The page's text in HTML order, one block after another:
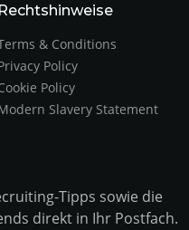
Rechtshinweise
& Conditions
Policy
Policy
Slavery Statement
Tipps sowie die
direkt in Ihr Postfach.